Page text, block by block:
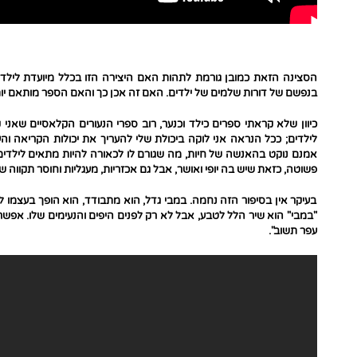
הסצינה הזאת כמובן גורמת לתהות האם היצירה הזו בכלל מיועדת
בנפשם של דורות שלמים של ילדים. האם זה אכן כך והאם הספר מותאם
כיוון שלא קראתי ספרים כילד וכנער, רוב ספרי הנעורים הקלאסיים
לילדים; ככל הנראה אני לוקה ביכולת שלי להעריך את יכולות הקריאה
אמנם נוקט בהאנשה של חיות, מה שגורם לו לכאורה להיות מתאים
פשוטה, כזאת שיש בה יופי ואושר, אבל גם אכזריות, מעגליות וחוסר
בעיקר אין בסיפור הזה נחמה. במבי גדל, הוא מתבודד, הוא הופך בעצמו
"במבי" הוא שיר הלל לטבע, אבל לא רק לפנים היפים והנעימים שלו.
עפר תשוב".